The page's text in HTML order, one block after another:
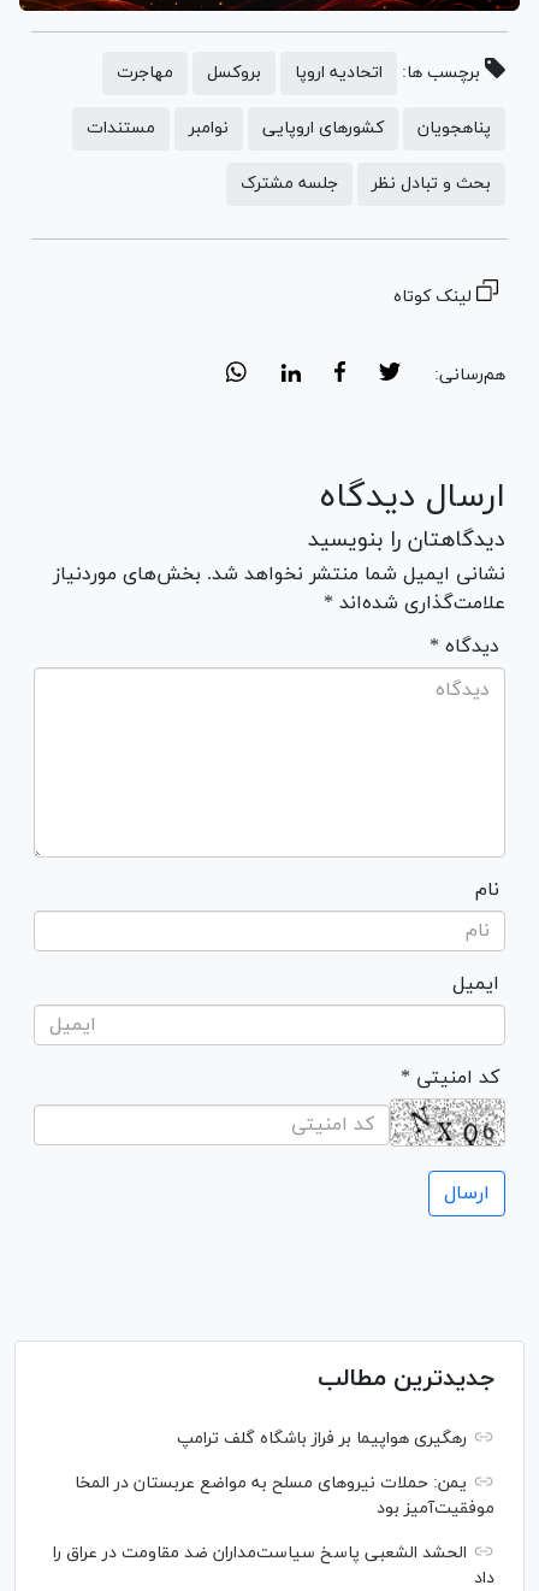
برچسب ها: اتحادیه اروپا بروکسل مهاجرت
پناهجویان کشورهای اروپایی نوامبر مستندات
بحث و تبادل نظر جلسه مشترک
لینک کوتاه
هم‌رسانی:
ارسال دیدگاه
دیدگاهتان را بنویسید
نشانی ایمیل شما منتشر نخواهد شد. بخش‌های موردنیاز
علامت‌گذاری شده‌اند *
* دیدگاه
نام
ایمیل
* کد امنیتی
جدیدترین مطالب
رهگیری هواپیما بر فراز باشگاه گلف ترامپ
یمن: حملات نیروهای مسلح به مواضع عربستان در المخا
موفقیت‌آمیز بود
الحشد الشعبی پاسخ سیاست‌مداران ضد مقاومت در عراق را
داد